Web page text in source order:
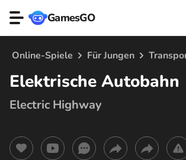
GamesGO
Online-Spiele Für Jungen
Elektrische Autobahn
Electric Highway